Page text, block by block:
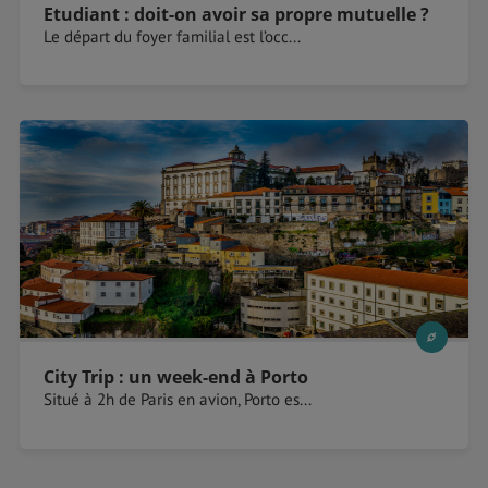
Etudiant : doit-on avoir sa propre mutuelle ?
Le départ du foyer familial est l’occ...
City Trip : un week-end à Porto
Situé à 2h de Paris en avion, Porto es...